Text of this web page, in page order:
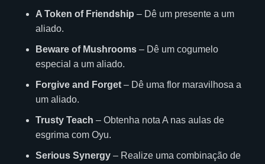
A Token of Friendship – Dê um presente a um
aliado.
Beware of Mushrooms – Dê um cogumelo
especial a um aliado.
Forgive and Forget – Dê uma flor maravilhosa a
um aliado.
Trusty Teach – Obtenha nota A nas aulas de
esgrima com Oyu.
Serious Synergy – Realize uma combinação de